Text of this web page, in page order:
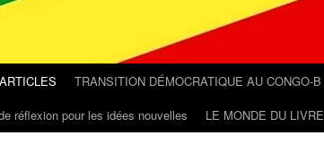
TRANSITION DÉMOCRATIQUE AU CONGO-B
réflexion pour les idées nouvelles LE MONDE DU LIVRE